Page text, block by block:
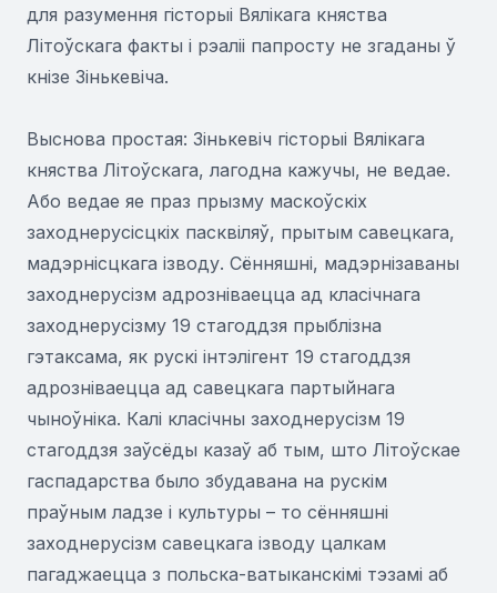
для разумення гісторыі Вялікага княства
Літоўскага факты і рэаліі папросту не згаданы ў
кнізе Зінькевіча.
Выснова простая: Зінькевіч гісторыі Вялікага
княства Літоўскага, лагодна кажучы, не ведае.
Або ведае яе праз прызму маскоўскіх
заходнерусісцкіх пасквіляў, прытым савецкага,
мадэрнісцкага ізводу. Сённяшні, мадэрнізаваны
заходнерусізм адрозніваецца ад класічнага
заходнерусізму 19 стагоддзя прыблізна
гэтаксама, як рускі інтэлігент 19 стагоддзя
адрозніваецца ад савецкага партыйнага
чыноўніка. Калі класічны заходнерусізм 19
стагоддзя заўсёды казаў аб тым, што Літоўскае
гаспадарства было збудавана на рускім
праўным ладзе і культуры – то сённяшні
заходнерусізм савецкага ізводу цалкам
пагаджаецца з польска-ватыканскімі тэзамі аб